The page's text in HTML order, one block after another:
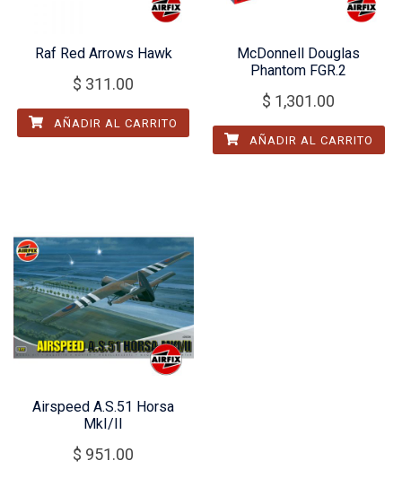
Raf Red Arrows Hawk
$ 311.00
AÑADIR AL CARRITO
McDonnell Douglas
Phantom FGR.2
$ 1,301.00
AÑADIR AL CARRITO
Airspeed A.S.51 Horsa
MkI/II
$ 951.00